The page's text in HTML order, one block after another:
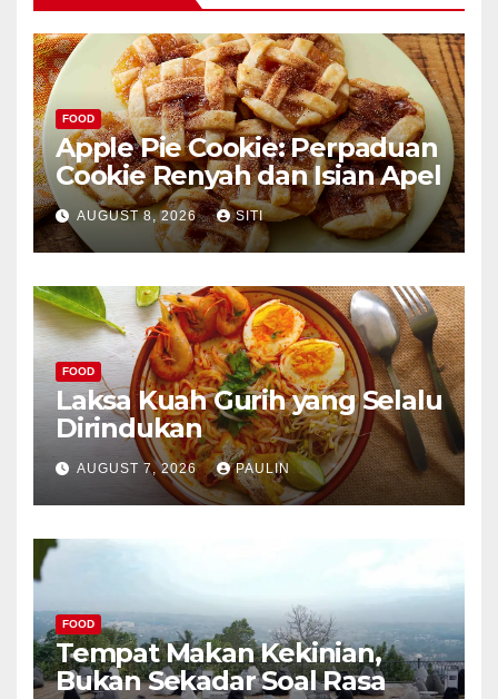
FOOD
Apple Pie Cookie: Perpaduan
Cookie Renyah dan Isian Apel
AUGUST 8, 2026 SITI
FOOD
Laksa Kuah Gurih yang Selalu
Dirindukan
AUGUST 7, 2026 PAULIN
FOOD
Tempat Makan Kekinian,
Bukan Sekadar Soal Rasa